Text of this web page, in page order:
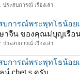
ประสบการณ์ เรื่องเล่า
การณ์พระพุทโธน้อย
ษาจีน ของคุณม่บุญเรื
ประสบการณ์ เรื่องเล่า
การณ์พระพุทโธน้อย
น์ chet.s ครับ